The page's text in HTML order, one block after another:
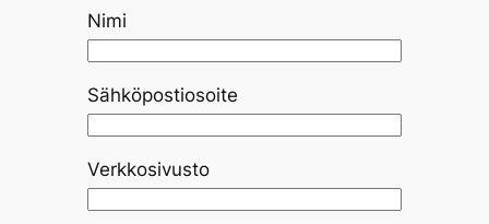
Nimi
Sähköpostiosoite
Verkkosivusto